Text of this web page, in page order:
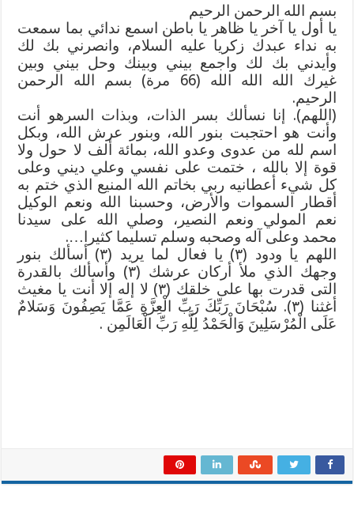
بسم الله الرحمن الرحيم
يا أول يا آخر يا ظاهر يا باطن اسمع ندائي بما سمعت
به نداء عبدك زكريا عليه السلام، وانصرني بك لك
وأيدني بك لك واجمع بيني وبينك وحل بيني وبين
غيرك الله الله الله (66 مرة) بسم الله الرحمن
الرحيم.
(اللهم). إنا نسألك بسر الذات، وبذات السرهو أنت
وأنت هو احتجبت بنور الله، وبنور عرش الله، وبكل
اسم لله من عدوى وعدو الله، بمائة ألف لا حول ولا
قوة إلا بالله ، ختمت على نفسي وعلي ديني وعلى
كل شيء أعطانيه ربي بخاتم الله المنيع الذي ختم به
أقطار السموات والأرض، وحسبنا الله ونعم الوكيل
نعم المولي ونعم النصير، وصلي الله على سيدنا
محمد وعلى آله وصحبه وسلم تسليما كثيرا….
اللهم يا ودود (٣) يا فعال لما يريد (٣) أسألك بنور
وجهك الذي ملأ أركان عرشك (٣) وأسألك بالقدرة
التى قدرت بها على خلقك (٣) لا إله إلا أنت يا مغيث
أغثنا (٣). سُبْحَانَ رَبِّكَ رَبِّ الْعِزَّةِ عَمَّا يَصِفُونَ وَسَلامٌ
عَلَى الْمُرْسَلِينَ وَالْحَمْدُ لِلَّهِ رَبِّ الْعَالَمِن .